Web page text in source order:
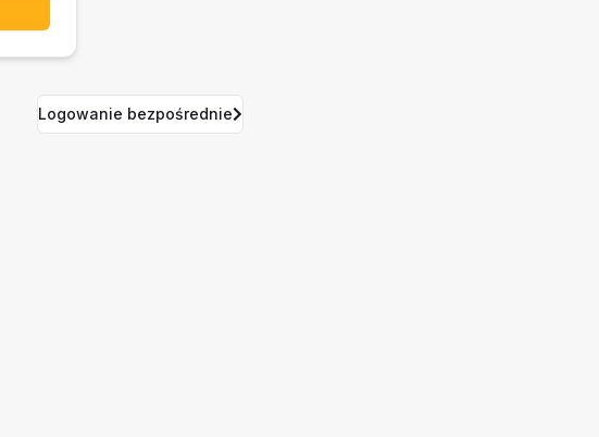
Logowanie bezpośrednie